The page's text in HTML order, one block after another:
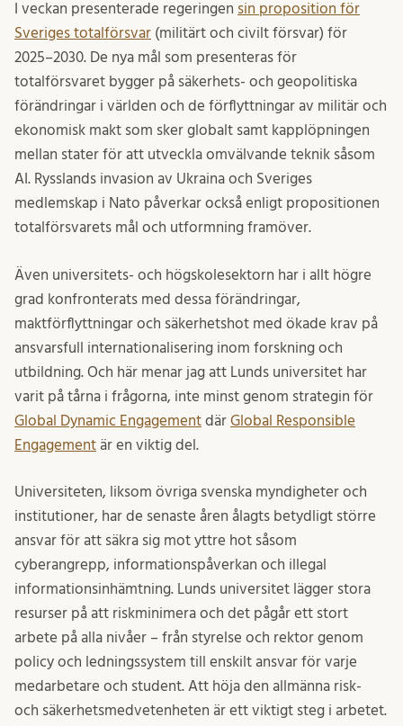
I veckan presenterade regeringen sin proposition för
Sveriges totalförsvar (militärt och civilt försvar) för
2025–2030. De nya mål som presenteras för
totalförsvaret bygger på säkerhets- och geopolitiska
förändringar i världen och de förflyttningar av militär och
ekonomisk makt som sker globalt samt kapplöpningen
mellan stater för att utveckla omvälvande teknik såsom
AI. Rysslands invasion av Ukraina och Sveriges
medlemskap i Nato påverkar också enligt propositionen
totalförsvarets mål och utformning framöver.
Även universitets- och högskolesektorn har i allt högre
grad konfronterats med dessa förändringar,
maktförflyttningar och säkerhetshot med ökade krav på
ansvarsfull internationalisering inom forskning och
utbildning. Och här menar jag att Lunds universitet har
varit på tårna i frågorna, inte minst genom strategin för
Global Dynamic Engagement där Global Responsible
Engagement är en viktig del.
Universiteten, liksom övriga svenska myndigheter och
institutioner, har de senaste åren ålagts betydligt större
ansvar för att säkra sig mot yttre hot såsom
cyberangrepp, informationspåverkan och illegal
informationsinhämtning. Lunds universitet lägger stora
resurser på att riskminimera och det pågår ett stort
arbete på alla nivåer – från styrelse och rektor genom
policy och ledningssystem till enskilt ansvar för varje
medarbetare och student. Att höja den allmänna risk-
och säkerhetsmedvetenheten är ett viktigt steg i arbetet.